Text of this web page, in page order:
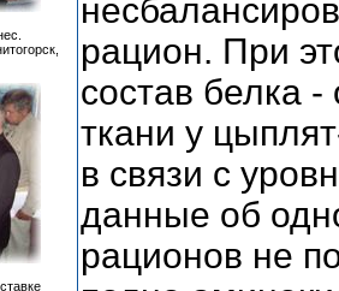
рацион. При
состав белка
ткани у
в связи с
данные об
рационов не